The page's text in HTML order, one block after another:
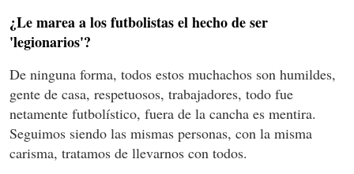
¿Le marea a los futbolistas el hecho de ser
'legionarios'?
De ninguna forma, todos estos muchachos son humildes,
gente de casa, respetuosos, trabajadores, todo fue
netamente futbolístico, fuera de la cancha es mentira.
Seguimos siendo las mismas personas, con la misma
carisma, tratamos de llevarnos con todos.